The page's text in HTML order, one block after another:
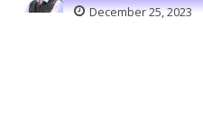
December 25, 2023